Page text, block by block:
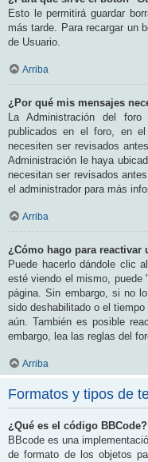
Esto le permitirá guardar
más tarde. Para recargar un
de Usuario.
Arriba
¿Por qué mis mensajes
La Administración del
publicados en el foro, en el
necesiten ser revisados
Administración le haya
necesitan ser revisados
el administrador para más
Arriba
¿Cómo hago para reactivar
Puede hacerlo dándole clic
esté viendo el mismo, puede
página. Sin embargo, si no
sido deshabilitado o el
aún. También es posible
embargo, lea las reglas del
Arriba
Formatos y tipos de
¿Qué es el código BBCode?
BBcode es una
de formato de los objetos